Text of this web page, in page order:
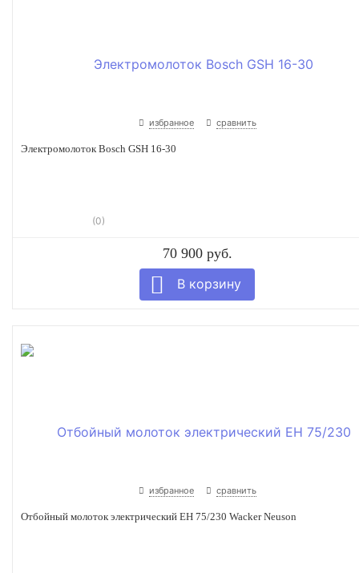
избранное сравнить
Электромолоток Bosch GSH 16-30
(0)
70 900 руб.
избранное сравнить
Отбойный молоток электрический EH 75/230 Wacker Neuson